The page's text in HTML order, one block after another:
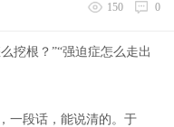
150
0
挖根？”“强迫症怎么走出
一段话，能说清的。于